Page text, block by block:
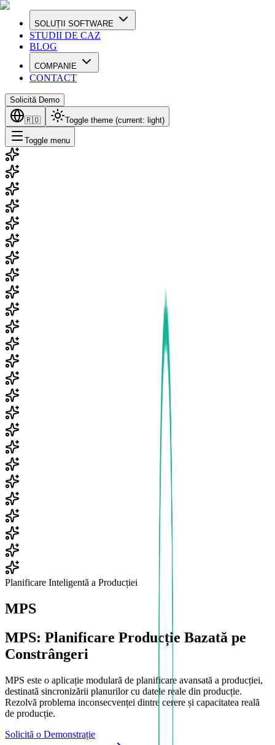
SOLUȚII SOFTWARE
STUDII DE CAZ
BLOG
COMPANIE
CONTACT
Solicită Demo
🇷🇴 Toggle theme (current: light)
Toggle menu
Planificare Inteligentă a Producției
MPS
MPS: Planificare Producție Bazată pe
Constrângeri
MPS este o aplicație modulară de planificare avansată a producției,
destinată sincronizării planurilor cu datele reale din producție.
Rezolvă problema inconsecvenței dintre cerere și capacitatea reală
de producție.
Solicită o Demonstrație